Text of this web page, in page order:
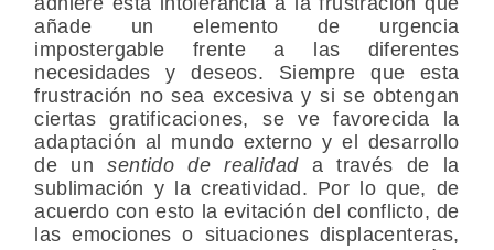
añade un elemento de urgencia
impostergable frente a las diferentes
necesidades y deseos. Siempre que esta
frustración no sea excesiva y si se obtengan
ciertas gratificaciones, se ve favorecida la
adaptación al mundo externo y el desarrollo
de unsentido de realidada través de la
sublimación y la creatividad. Por lo que, de
acuerdo con esto la evitación del conflicto, de
las emociones o situaciones displacenteras,